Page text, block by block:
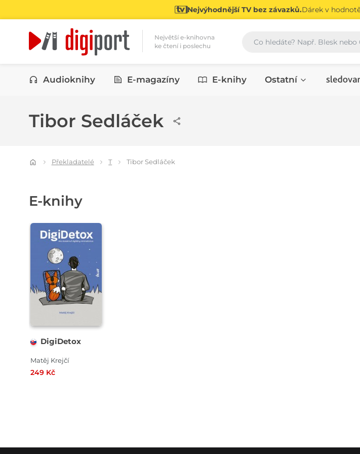
Nejvýhodnější TV bez závazků.Dárek v
Největší e-knihovna
ke čtení i poslechu
Vyhledávání
Kategorie
Audioknihy E-magazíny E-knihy Ostatní
Tibor Sedláček
Překladatelé T Tibor Sedláček
E-knihy
DigiDetox
Matěj Krejčí
249 Kč